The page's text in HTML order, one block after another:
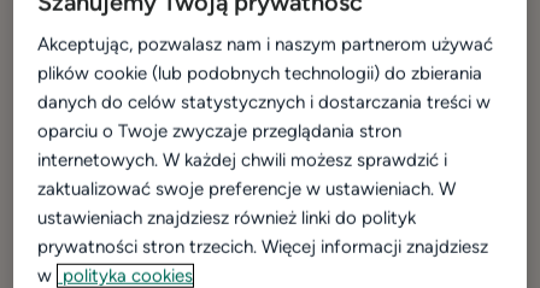
komórkowego
Zbudować
wizerunek
specjalisty i
być bardziej
widocznym dla
pacjentów
Poprawić
Akceptując, pozwalasz nam i naszym partnerom używać
plików cookie (lub podobnych technologii) do zbierania
danych do celów statystycznych i dostarczania treści w
oparciu o Twoje zwyczaje przeglądania stron
internetowych. W każdej chwili możesz sprawdzić i
zaktualizować swoje preferencje w ustawieniach. W
ustawieniach znajdziesz również linki do polityk
prywatności stron trzecich. Więcej informacji znajdziesz
w polityka cookies